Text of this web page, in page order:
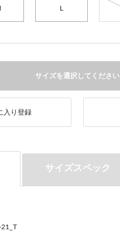
サイズを選択してください
サイズスペック
21_T